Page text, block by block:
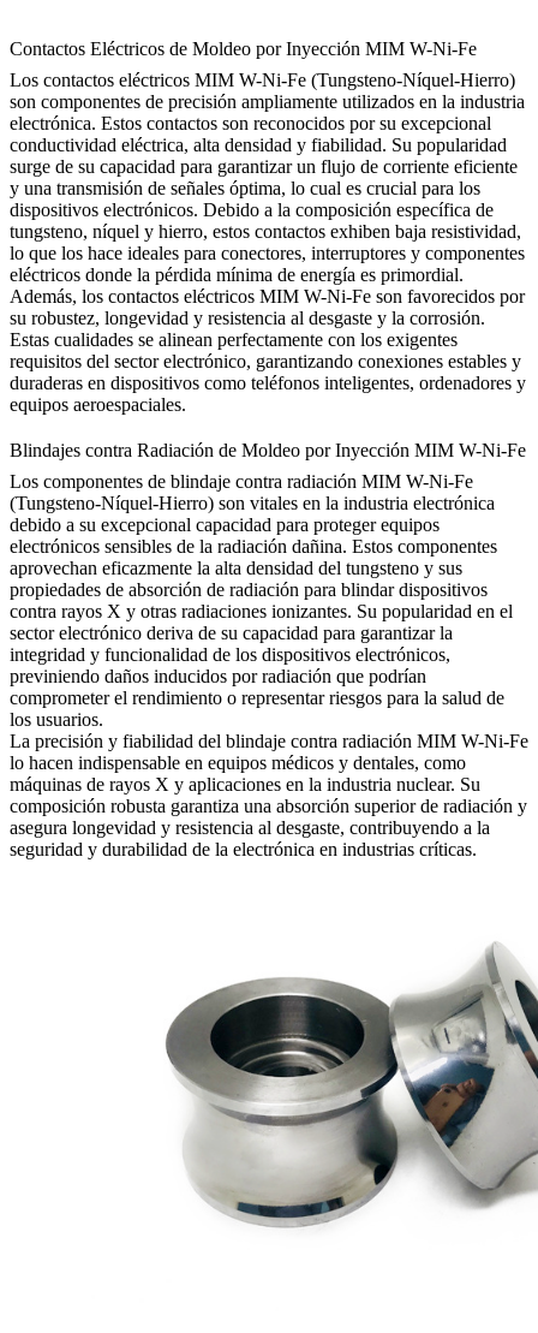
Contactos Eléctricos de Moldeo por Inyección MIM W-Ni-Fe
Los contactos eléctricos MIM W-Ni-Fe (Tungsteno-Níquel-Hierro)
son componentes de precisión ampliamente utilizados en la industria
electrónica. Estos contactos son reconocidos por su excepcional
conductividad eléctrica, alta densidad y fiabilidad. Su popularidad
surge de su capacidad para garantizar un flujo de corriente eficiente
y una transmisión de señales óptima, lo cual es crucial para los
dispositivos electrónicos. Debido a la composición específica de
tungsteno, níquel y hierro, estos contactos exhiben baja resistividad,
lo que los hace ideales para conectores, interruptores y componentes
eléctricos donde la pérdida mínima de energía es primordial.
Además, los contactos eléctricos MIM W-Ni-Fe son favorecidos por
su robustez, longevidad y resistencia al desgaste y la corrosión.
Estas cualidades se alinean perfectamente con los exigentes
requisitos del sector electrónico, garantizando conexiones estables y
duraderas en dispositivos como teléfonos inteligentes, ordenadores y
equipos aeroespaciales.
Blindajes contra Radiación de Moldeo por Inyección MIM W-Ni-Fe
Los componentes de blindaje contra radiación MIM W-Ni-Fe
(Tungsteno-Níquel-Hierro) son vitales en la industria electrónica
debido a su excepcional capacidad para proteger equipos
electrónicos sensibles de la radiación dañina. Estos componentes
aprovechan eficazmente la alta densidad del tungsteno y sus
propiedades de absorción de radiación para blindar dispositivos
contra rayos X y otras radiaciones ionizantes. Su popularidad en el
sector electrónico deriva de su capacidad para garantizar la
integridad y funcionalidad de los dispositivos electrónicos,
previniendo daños inducidos por radiación que podrían
comprometer el rendimiento o representar riesgos para la salud de
los usuarios.
La precisión y fiabilidad del blindaje contra radiación MIM W-Ni-Fe
lo hacen indispensable en equipos médicos y dentales, como
máquinas de rayos X y aplicaciones en la industria nuclear. Su
composición robusta garantiza una absorción superior de radiación y
asegura longevidad y resistencia al desgaste, contribuyendo a la
seguridad y durabilidad de la electrónica en industrias críticas.